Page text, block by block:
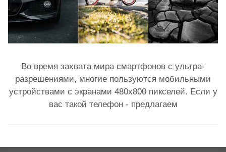
Во время захвата мира смартфонов с ультра-
разрешениями, многие пользуются мобильными
устройствами с экранами 480x800 пикселей. Если у
вас такой телефон - предлагаем